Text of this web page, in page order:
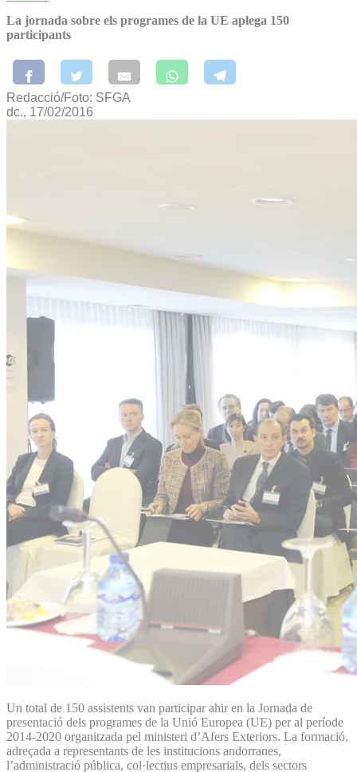
La jornada sobre els programes de la UE aplega 150
participants
Redacció/Foto: SFGA
dc., 17/02/2016
Un total de 150 assistents van participar ahir en la Jornada de
presentació dels programes de la Unió Europea (UE) per al període
2014-2020 organitzada pel ministeri d’Afers Exteriors. La formació,
adreçada a representants de les institucions andorranes,
l’administració pública, col·lectius empresarials, dels sectors